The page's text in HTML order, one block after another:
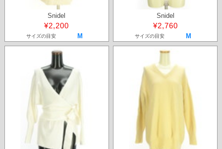
Snidel
¥2,200
サイズの目安 M
Snidel
¥2,760
サイズの目安 M